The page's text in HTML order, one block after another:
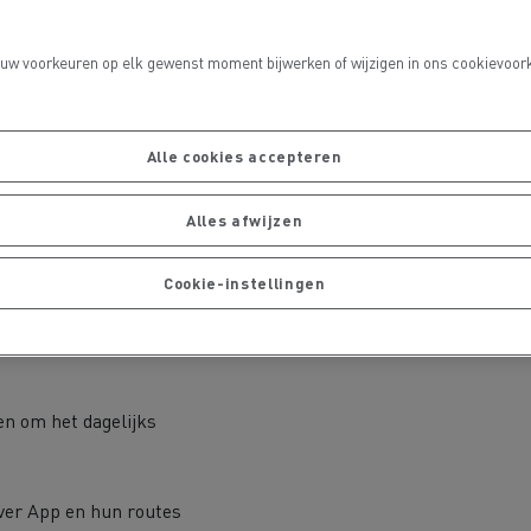
De Rensa Family
van een volledige
te
een actieradius tot
werkdag in de
om het dagelijks
App en hun routes
voorkeuren op elk gewenst moment bijwerken of wijzigen in ons
Alle cookies accepteren
Alles afwijzen
Cookie-instellingen